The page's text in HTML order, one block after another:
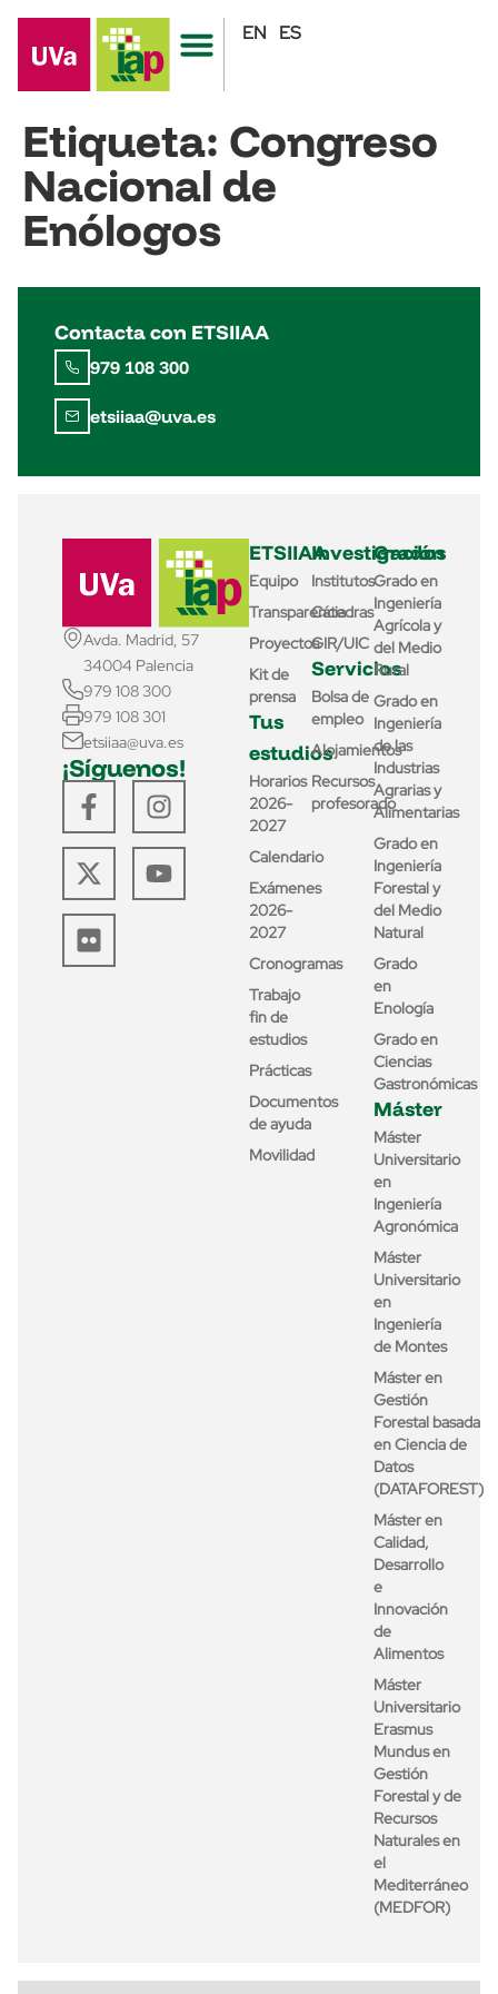
EN ES
Etiqueta: Congreso
Nacional de
Enólogos
Contacta con ETSIIAA
979 108 300
etsiiaa@uva.es
Avda. Madrid, 57
34004 Palencia
979 108 300
979 108 301
etsiiaa@uva.es
¡Síguenos!
ETSIIAA
Equipo
Transparencia
Proyectos
Kit de
prensa
Tus
estudios
Horarios
2026-
2027
Calendario
Exámenes
2026-
2027
Cronogramas
Trabajo
fin de
estudios
Prácticas
Documentos
de ayuda
Movilidad
Investigación
Institutos
Cátedras
GIR/UIC
Servicios
Bolsa de
empleo
Alojamientos
Recursos
profesorado
Grados
Grado en
Ingeniería
Agrícola y
del Medio
Rural
Grado en
Ingeniería
de las
Industrias
Agrarias y
Alimentarias
Grado en
Ingeniería
Forestal y
del Medio
Natural
Grado
en
Enología
Grado en
Ciencias
Gastronómicas
Máster
Máster
Universitario
en
Ingeniería
Agronómica
Máster
Universitario
en
Ingeniería
de Montes
Máster en
Gestión
Forestal basada
en Ciencia de
Datos
(DATAFOREST)
Máster en
Calidad,
Desarrollo
e
Innovación
de
Alimentos
Máster
Universitario
Erasmus
Mundus en
Gestión
Forestal y de
Recursos
Naturales en
el
Mediterráneo
(MEDFOR)